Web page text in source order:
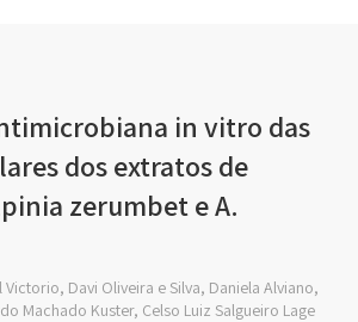
in vitro das
dos extratos de
zerumbet e A.
Victorio, Davi Oliveira e Silva, Daniela Alviano,
Machado Kuster, Celso Luiz Salgueiro Lage